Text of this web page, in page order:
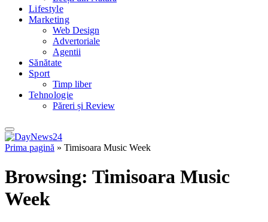
Lifestyle
Marketing
Web Design
Advertoriale
Agentii
Sănătate
Sport
Timp liber
Tehnologie
Păreri și Review
Prima pagină » Timisoara Music Week
Browsing: Timisoara Music
Week